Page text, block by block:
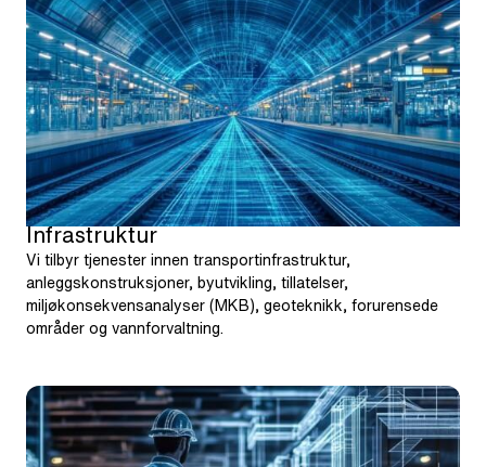
Infrastruktur
Vi tilbyr tjenester innen transportinfrastruktur,
anleggskonstruksjoner, byutvikling, tillatelser,
miljøkonsekvensanalyser (MKB), geoteknikk, forurensede
områder og vannforvaltning.